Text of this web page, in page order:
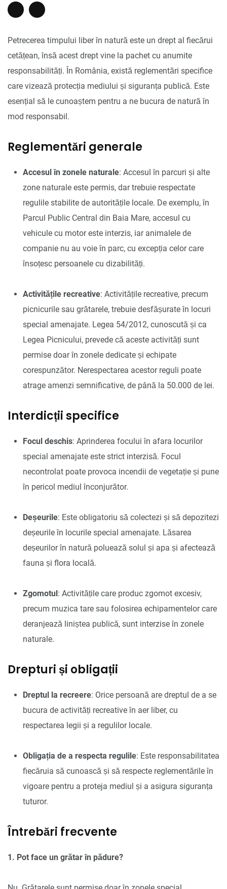
Petrecerea timpului liber în natură este un drept al fiecărui
cetățean, însă acest drept vine la pachet cu anumite
responsabilități. În România, există reglementări specifice
care vizează protecția mediului și siguranța publică. Este
esențial să le cunoaștem pentru a ne bucura de natură în
mod responsabil.
Reglementări generale
Accesul în zonele naturale: Accesul în parcuri și alte
zone naturale este permis, dar trebuie respectate
regulile stabilite de autoritățile locale. De exemplu, în
Parcul Public Central din Baia Mare, accesul cu
vehicule cu motor este interzis, iar animalele de
companie nu au voie în parc, cu excepția celor care
însoțesc persoanele cu dizabilități.
Activitățile recreative: Activitățile recreative, precum
picnicurile sau grătarele, trebuie desfășurate în locuri
special amenajate. Legea 54/2012, cunoscută și ca
Legea Picnicului, prevede că aceste activități sunt
permise doar în zonele dedicate și echipate
corespunzător. Nerespectarea acestor reguli poate
atrage amenzi semnificative, de până la 50.000 de lei.
Interdicții specifice
Focul deschis: Aprinderea focului în afara locurilor
special amenajate este strict interzisă. Focul
necontrolat poate provoca incendii de vegetație și pune
în pericol mediul înconjurător.
Deșeurile: Este obligatoriu să colectezi și să depozitezi
deșeurile în locurile special amenajate. Lăsarea
deșeurilor în natură poluează solul și apa și afectează
fauna și flora locală.
Zgomotul: Activitățile care produc zgomot excesiv,
precum muzica tare sau folosirea echipamentelor care
deranjează liniștea publică, sunt interzise în zonele
naturale.
Drepturi și obligații
Dreptul la recreere: Orice persoană are dreptul de a se
bucura de activități recreative în aer liber, cu
respectarea legii și a regulilor locale.
Obligația de a respecta regulile: Este responsabilitatea
fiecăruia să cunoască și să respecte reglementările în
vigoare pentru a proteja mediul și a asigura siguranța
tuturor.
Întrebări frecvente
1. Pot face un grătar în pădure?